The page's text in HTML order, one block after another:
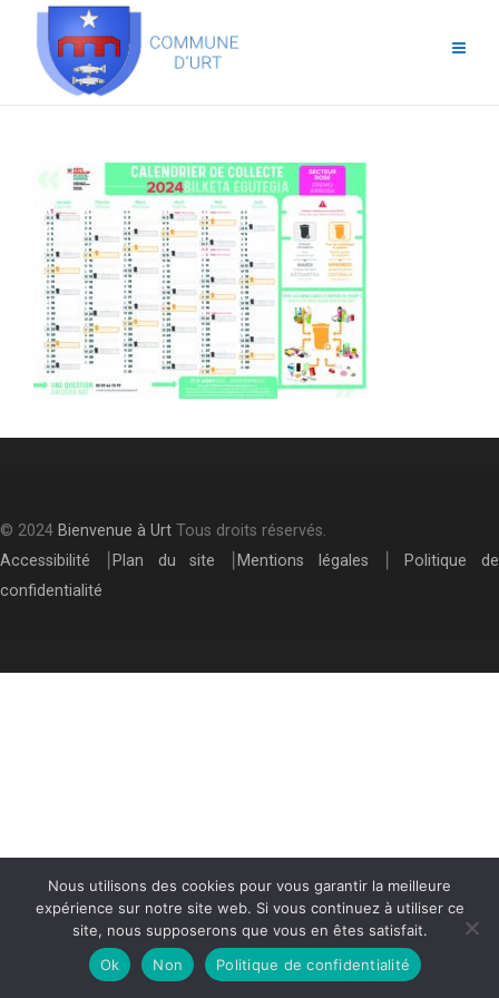
© 2024 Bienvenue à Urt Tous droits réservés.
Accessibilité
Plan du site Mentions légales
Politique de
confidentialité
Nous utilisons des cookies pour vous garantir la meilleure
expérience sur notre site web. Si vous continuez à utiliser ce
site, nous supposerons que vous en êtes satisfait.
Ok
Non Politique de confidentialité